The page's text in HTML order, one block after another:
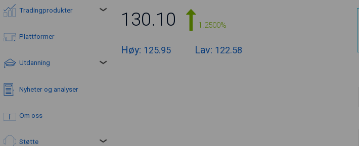
Tradingprodukter
Plattformer
Utdanning
Nyheter og analyser
Om oss
Støtte
130.10 1.2500%
Høy: 125.95 Lav: 122.58